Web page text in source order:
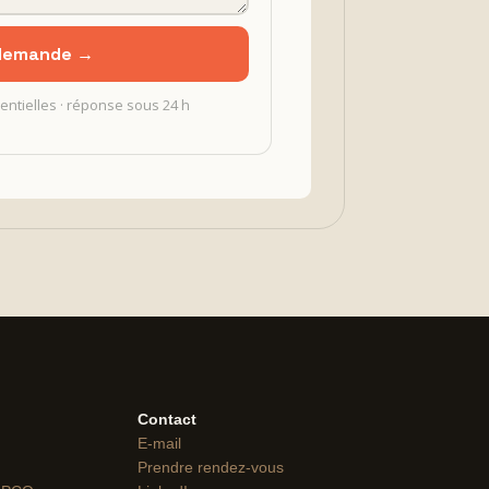
→
· réponse sous 24 h
Contact
E-mail
Prendre rendez-vous